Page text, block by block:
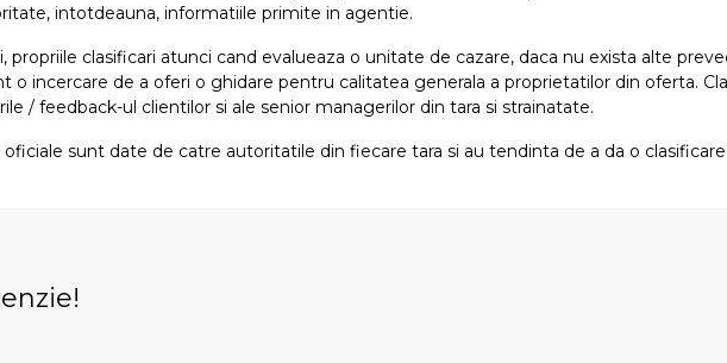
intotdeauna, informatiile primite in agentie.
propriile clasificari atunci cand evalueaza o unitate de cazare, daca nu exista alte
o incercare de a oferi o ghidare pentru calitatea generala a proprietatilor din oferta.
/ feedback-ul clientilor si ale senior managerilor din tara si strainatate.
oficiale sunt date de catre autoritatile din fiecare tara si au tendinta de a da o